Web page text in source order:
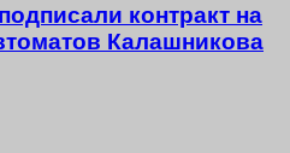
контракт на
Калашникова